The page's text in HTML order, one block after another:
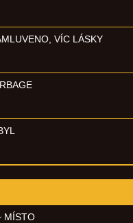
VÍC LÁSKY
MÍSTO